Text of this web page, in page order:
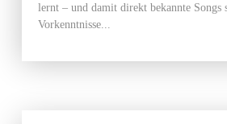
lernt – und damit direkt bekannte Songs
Vorkenntnisse...